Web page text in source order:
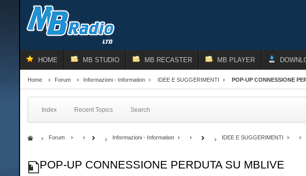
HOME MB STUDIO MB RECASTER MB PLAYER
Home Forum Informazioni - Information IDEE E SUGGERIMENTI POP-UP CONNESSIONE
Index Recent Topics Search
Forum Informazioni - Information IDEE E SUGGERIMENTI
POP-UP CONNESSIONE PERDUTA SU MBLIVE